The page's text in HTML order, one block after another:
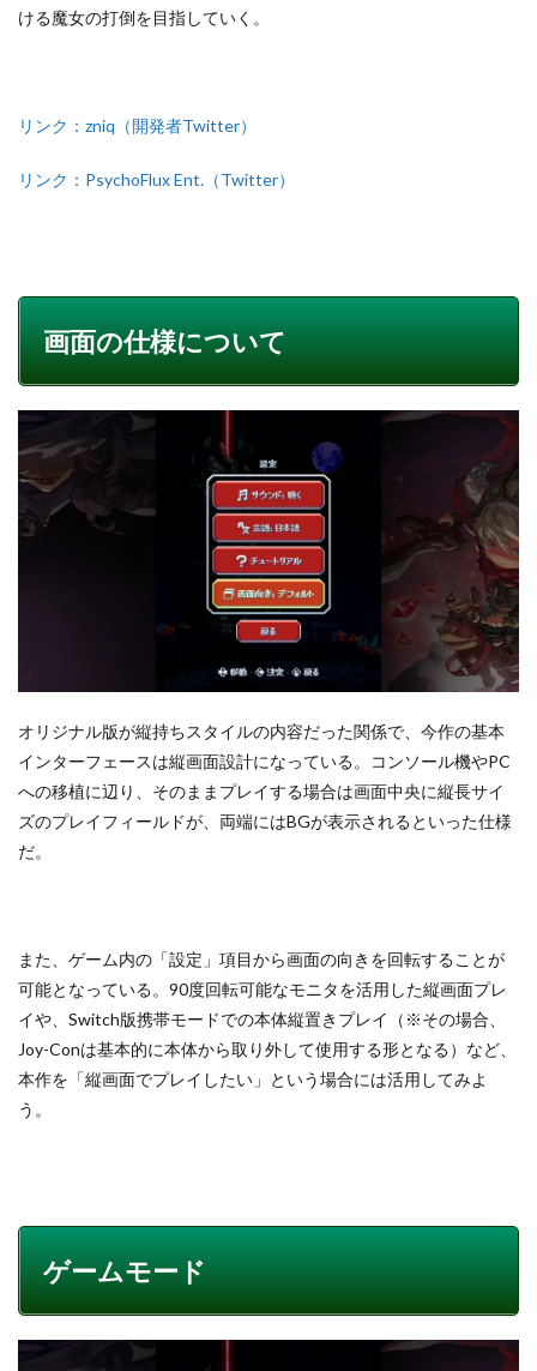
ける魔女の打倒を目指していく。
リンク：zniq（開発者Twitter）
リンク：PsychoFlux Ent.（Twitter）
画面の仕様について
オリジナル版が縦持ちスタイルの内容だった関係で、今作の基本
インターフェースは縦画面設計になっている。コンソール機やPC
への移植に辺り、そのままプレイする場合は画面中央に縦長サイ
ズのプレイフィールドが、両端にはBGが表示されるといった仕様
だ。
また、ゲーム内の「設定」項目から画面の向きを回転することが
可能となっている。90度回転可能なモニタを活用した縦画面プレ
イや、Switch版携帯モードでの本体縦置きプレイ（※その場合、
Joy-Conは基本的に本体から取り外して使用する形となる）など、
本作を「縦画面でプレイしたい」という場合には活用してみよ
う。
ゲームモード